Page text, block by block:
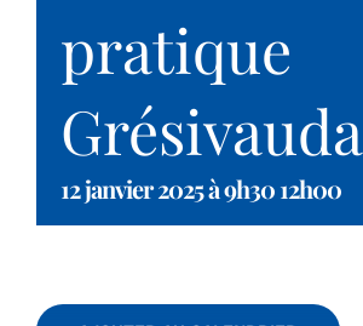
pratique
12 janvier 2025 à 9h3012h00